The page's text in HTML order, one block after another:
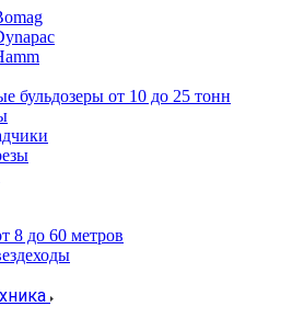
бульдозеры от 10 до 25 тонн
8 до 60 метров